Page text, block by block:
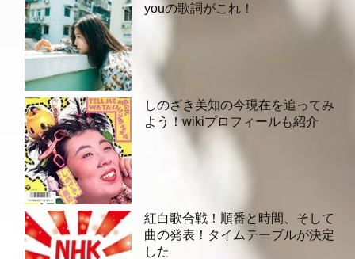
youの歌詞がこれ！
しのざき美知の今現在を追ってみ
よう！wikiプロフィールも紹介
紅白歌合戦！順番と時間、そして
曲の発表！タイムテーブルが決定
した